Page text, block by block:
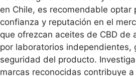
en Chile, es recomendable optar
confianza y reputación en el
que ofrezcan aceites de CBD de
por laboratorios independientes,
seguridad del producto.
marcas reconocidas contribuye